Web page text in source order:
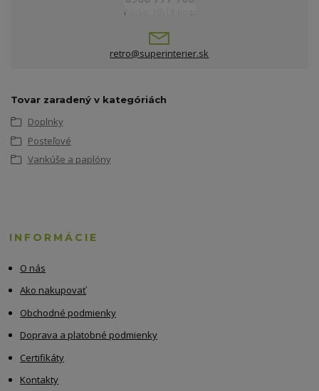
Po-So: 10-18 hod.
retro@superinterier.sk
Tovar zaradený v kategóriách
Doplnky
Posteľové
Vankúše a paplóny
INFORMÁCIE
O nás
Ako nakupovať
Obchodné podmienky
Doprava a platobné podmienky
Certifikáty
Kontakty